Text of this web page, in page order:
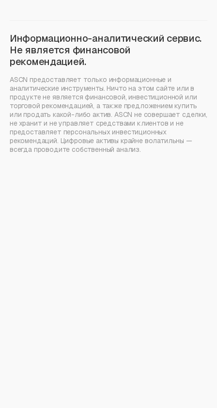
Информационно-аналитический сервис.
Не является финансовой
рекомендацией.
ASCN предоставляет только информационные и
аналитические инструменты. Ничто на этом сайте или в
продукте не является финансовой, инвестиционной или
торговой рекомендацией, а также предложением купить
или продать какой-либо актив. ASCN не совершает сделки,
не хранит и не управляет средствами клиентов и не
предоставляет персональных инвестиционных
рекомендаций. Цифровые активы крайне волатильны —
всегда проводите собственный анализ.